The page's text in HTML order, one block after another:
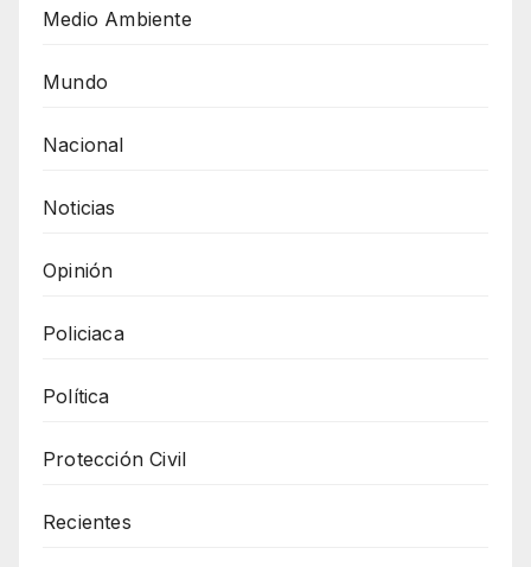
Medio Ambiente
Mundo
Nacional
Noticias
Opinión
Policiaca
Política
Protección Civil
Recientes